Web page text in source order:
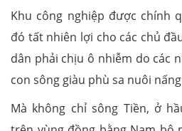
Khu công nghiệp được chính
đó tất nhiên lợi cho các chủ
dân phải chịu ô nhiễm do các
con sông giàu phù sa nuôi
Mà không chỉ sông Tiền, ở